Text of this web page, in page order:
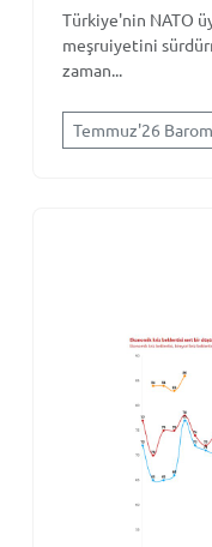
Türkiye'nin NATO
meşruiyetini
zaman...
Temmuz'26